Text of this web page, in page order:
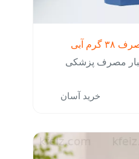
آبی
مصرف پزشکی
خرید آسان